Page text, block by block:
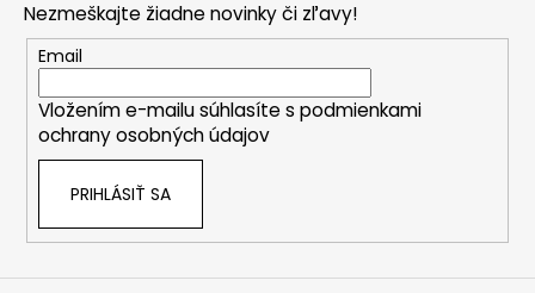
Nezmeškajte žiadne novinky či zľavy!
Email
Vložením e-mailu súhlasíte s podmienkami
ochrany osobných údajov
PRIHLÁSIŤ SA